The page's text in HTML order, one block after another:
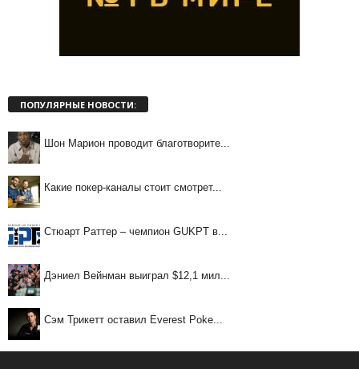
ПОПУЛЯРНЫЕ НОВОСТИ:
Шон Марион проводит благотворите...
Какие покер-каналы стоит смотрет...
Стюарт Раттер – чемпион GUKPT в...
Дэниел Вейнман выиграл $12,1 мил...
Сэм Трикетт оставил Everest Poke...